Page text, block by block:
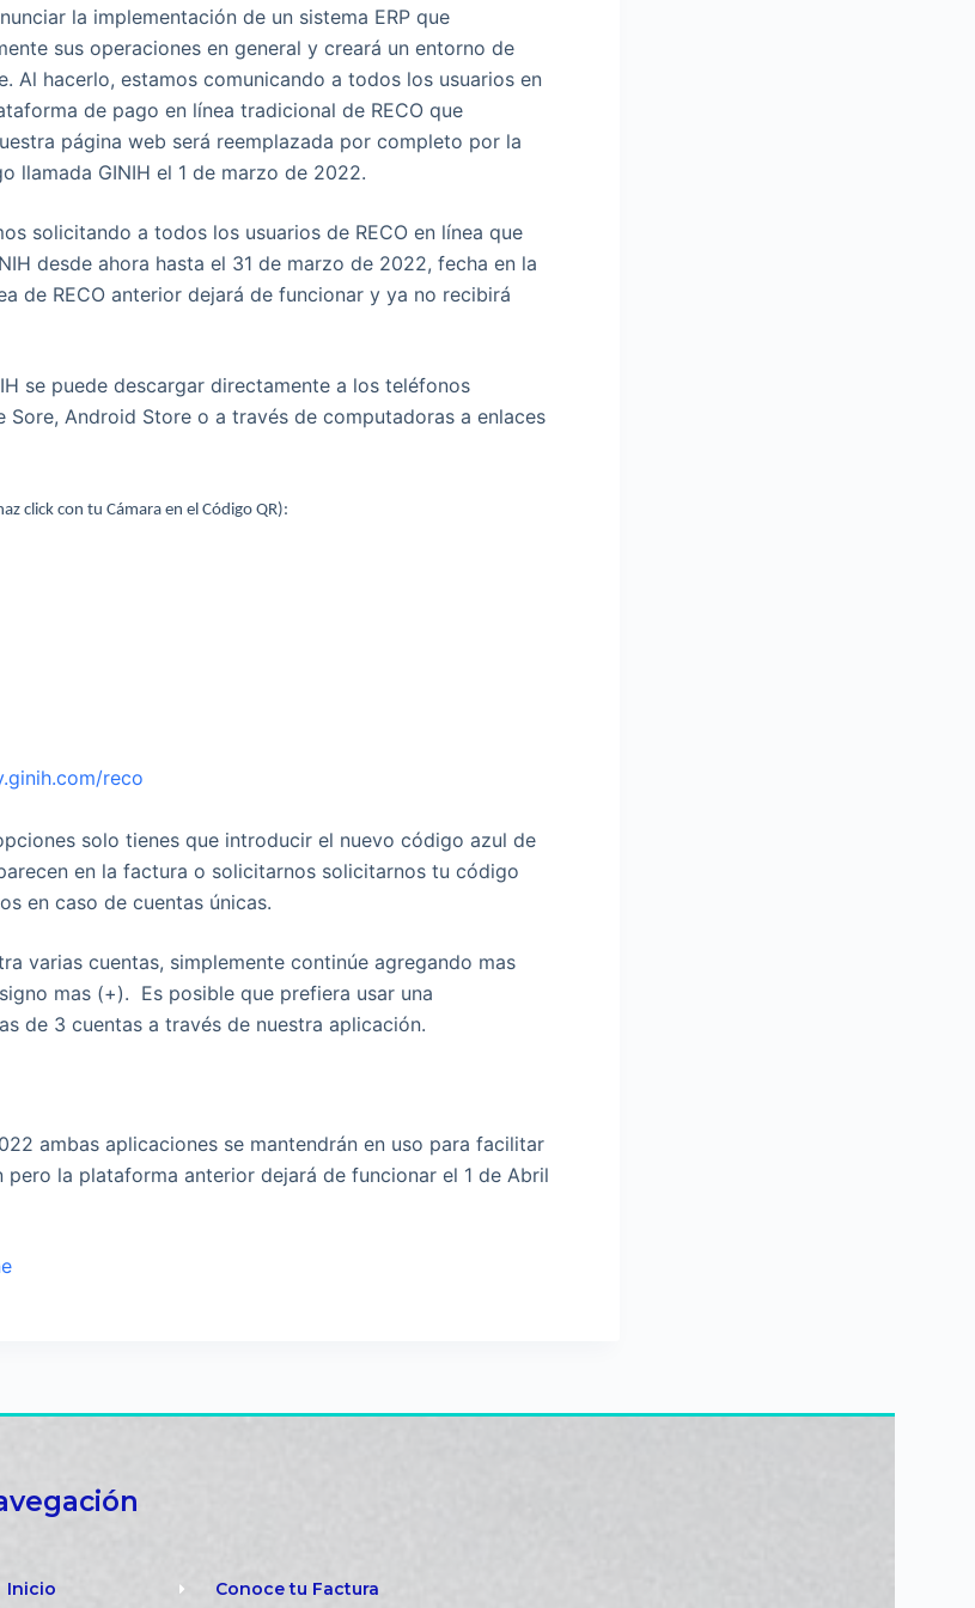
la implementación de un sistema ERP que
sus operaciones en general y creará un entorno de
Al hacerlo, estamos comunicando a todos los usuarios en
de pago en línea tradicional de RECO que
página web será reemplazada por completo por la
llamada GINIH el 1 de marzo de 2022.
solicitando a todos los usuarios de RECO en línea que
desde ahora hasta el 31 de marzo de 2022, fecha en la
de RECO anterior dejará de funcionar y ya no recibirá
se puede descargar directamente a los teléfonos
Sore, Android Store o a través de computadoras a enlaces
click con tu Cámara en el Código QR):
reco
solo tienes que introducir el nuevo código azul de
en la factura o solicitarnos solicitarnos tu código
en caso de cuentas únicas.
varias cuentas, simplemente continúe agregando mas
mas (+). Es posible que prefiera usar una
de 3 cuentas a través de nuestra aplicación.
ambas aplicaciones se mantendrán en uso para facilitar
pero la plataforma anterior dejará de funcionar el 1 de Abril
Inicio Conoce tu Factura